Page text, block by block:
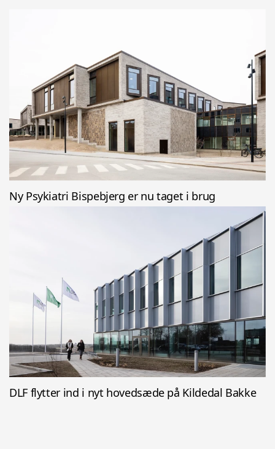
Ny Psykiatri Bispebjerg er nu taget i brug
DLF flytter ind i nyt hovedsæde på Kildedal Bakke